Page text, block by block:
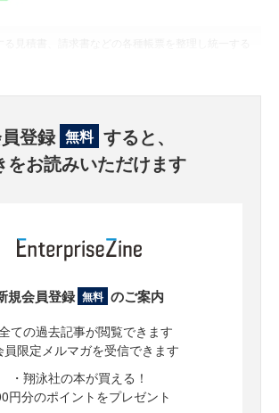
登録 無料 すると、
をお読みいただけます
規会員登録 無料 のご案内
全ての過去記事が閲覧できます
員限定メルマガを受信できます
・翔泳社の本が買える！
円分のポイントをプレゼント